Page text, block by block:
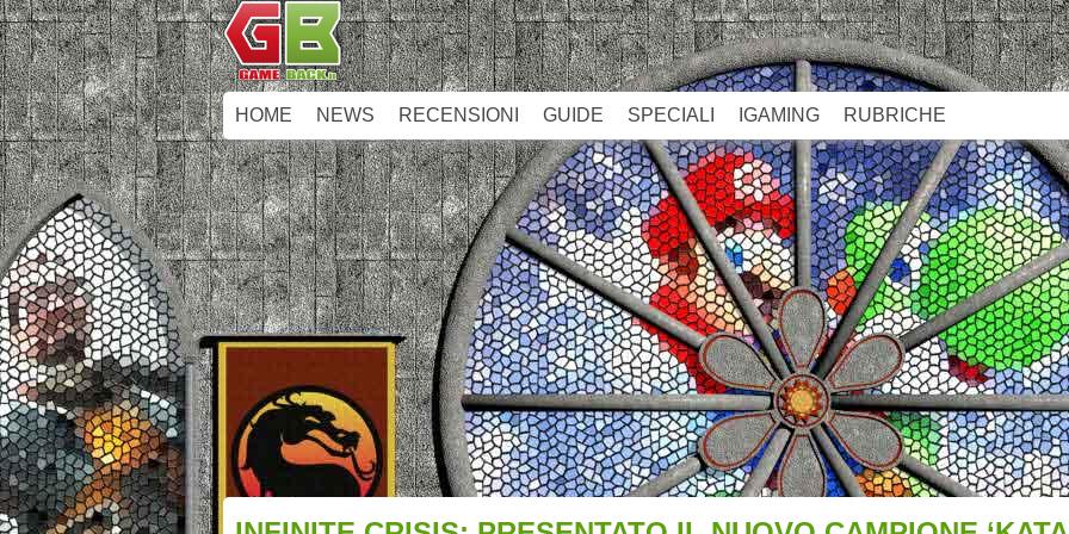
HOME NEWS RECENSIONI GUIDE SPECIALI IGAMING RUBRICHE